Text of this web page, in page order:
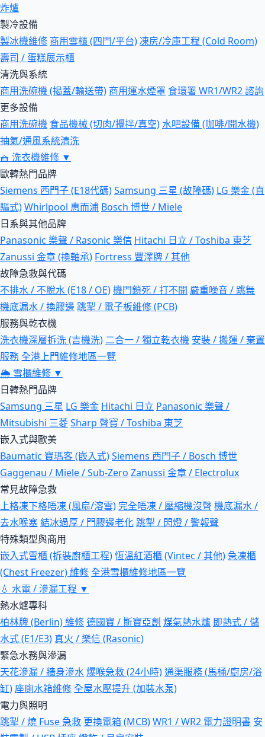
炸爐
製冷設備
製冰機維修 商用雪櫃 (四門/平台)凍房/冷庫工程 (Cold Room)
壽司 / 蛋糕展示櫃
清洗與系統
商用洗碗機 (揭蓋/輸送帶) 商用運水煙罩 食環署 WR1/WR2 諮詢
更多設備
商用洗碗機 食品機械 (切肉/攪拌/真空)水吧設備 (咖啡/開水機)
抽氣/通風系統清洗
🧺 洗衣機維修 ▼
歐韓熱門品牌
Siemens 西門子 (E18代碼)Samsung 三星 (故障碼) LG 樂金 (直
驅式)Whirlpool 惠而浦 Bosch 博世 / Miele
日系與其他品牌
Panasonic 樂聲 / Rasonic 樂信 Hitachi 日立 / Toshiba 東芝
Zanussi 金章 (換軸承) Fortress 豐澤牌 / 其他
故障急救與代碼
不排水 / 不脫水 (E18 / OE)機門鎖死 / 打不開 嚴重噪音 / 跳舞
機底漏水 / 換膠邊跳掣 / 電子板維修 (PCB)
服務與乾衣機
洗衣機深層拆洗 (吉機洗) 二合一 / 獨立乾衣機 安裝 / 搬運 / 棄置
服務全港上門維修地區一覽
🌦 雪櫃維修 ▼
日韓熱門品牌
Samsung 三星 LG 樂金 Hitachi 日立 Panasonic 樂聲 /
Mitsubishi 三菱Sharp 聲寶 / Toshiba 東芝
嵌入式與歐美
Baumatic 寶瑪客 (嵌入式)Siemens 西門子 / Bosch 博世
Gaggenau / Miele / Sub-Zero Zanussi 金章 / Electrolux
常見故障急救
上格凍下格唔凍 (風扇/溶雪)完全唔凍 / 壓縮機沒聲 機底漏水 /
去水喉塞結冰過厚 / 門膠邊老化跳掣 / 閃燈 / 警報聲
特殊類型與商用
嵌入式雪櫃 (拆裝廚櫃工程)恆溫紅酒櫃 (Vintec / 其他)急凍櫃
(Chest Freezer) 維修全港雪櫃維修地區一覽
💧 水電 / 滲漏工程 ▼
熱水爐專科
柏林牌 (Berlin) 維修德國寶 / 斯寶亞創 煤氣熱水爐 即熱式 / 儲
水式 (E1/E3) 真火 / 樂信 (Rasonic)
緊急水務與滲漏
天花滲漏 / 牆身滲水爆喉急救 (24小時)通渠服務 (馬桶/廚房/浴
缸) 座廁水箱維修全屋水壓提升 (加裝水泵)
電力與照明
跳掣 / 燒 Fuse 急救 更換電箱 (MCB)WR1 / WR2 電力證明書 安